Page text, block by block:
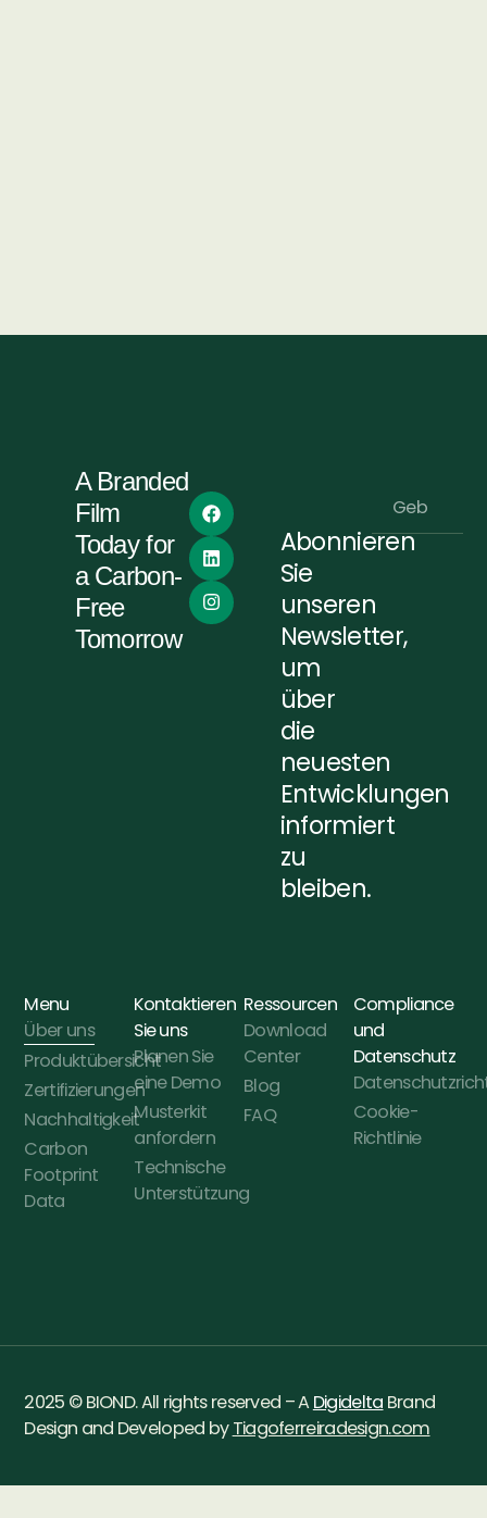
A Branded
Film
Today for
a Carbon-
Free
Tomorrow
Abonnieren
Sie
unseren
Newsletter,
um
über
die
neuesten
Entwicklungen
informiert
zu
bleiben.
Menu
Über uns
Produktübersicht
Zertifizierungen
Nachhaltigkeit
Carbon
Footprint
Data
Kontaktieren
Sie uns
Planen Sie
eine Demo
Musterkit
anfordern
Technische
Unterstützung
Ressourcen
Download
Center
Blog
FAQ
Compliance
und
Datenschutz
Cookie-
Richtlinie
2025 © BIOND. All rights reserved – ADigidelta Brand
Design and Developed byTiagoferreiradesign.com